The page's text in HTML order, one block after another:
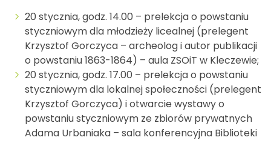
20 stycznia, godz. 14.00 – prelekcja o powstaniu
styczniowym dla młodzieży licealnej (prelegent
Krzysztof Gorczyca – archeolog i autor publikacji
o powstaniu 1863-1864) – aula ZSOiT w Kleczewie;
20 stycznia, godz. 17.00 – prelekcja o powstaniu
styczniowym dla lokalnej społeczności (prelegent
Krzysztof Gorczyca) i otwarcie wystawy o
powstaniu styczniowym ze zbiorów prywatnych
Adama Urbaniaka – sala konferencyjna Biblioteki